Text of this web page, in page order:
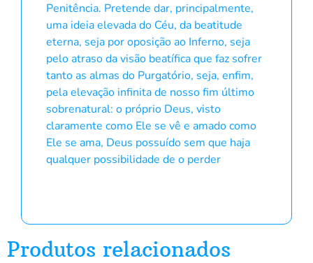
Penitência. Pretende dar, principalmente,
uma ideia elevada do Céu, da beatitude
eterna, seja por oposição ao Inferno, seja
pelo atraso da visão beatífica que faz sofrer
tanto as almas do Purgatório, seja, enfim,
pela elevação infinita de nosso fim último
sobrenatural: o próprio Deus, visto
claramente como Ele se vê e amado como
Ele se ama, Deus possuído sem que haja
qualquer possibilidade de o perder
Produtos relacionados